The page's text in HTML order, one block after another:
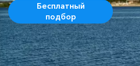
Бесплатный
подбор